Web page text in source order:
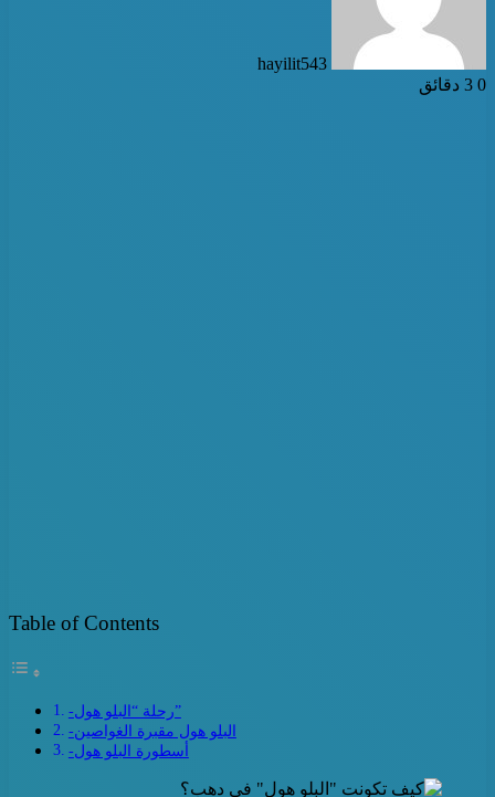
hayilit543
0
Table of Contents
-رحلة “البلو هول”
-البلو هول مقبرة الغواصين
-أسطورة البلو هول